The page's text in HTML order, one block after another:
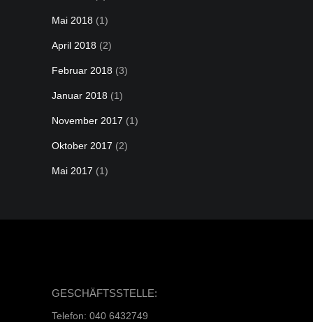
Mai 2018 (1)
April 2018 (2)
Februar 2018 (3)
Januar 2018 (1)
November 2017 (1)
Oktober 2017 (2)
Mai 2017 (1)
GESCHÄFTSSTELLE:
Telefon: 040 6432749